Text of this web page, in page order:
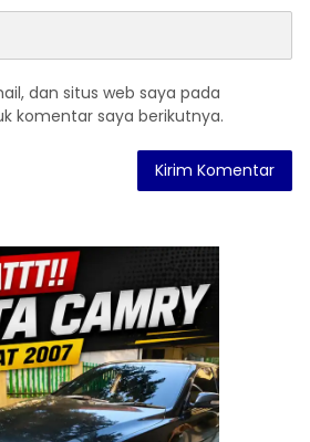
dan situs web saya pada
komentar saya berikutnya.